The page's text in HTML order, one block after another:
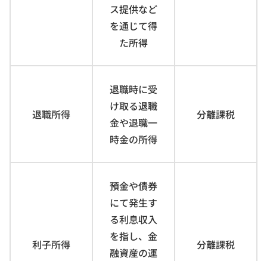
ス提供など
を通じて得
た所得
退職所得
退職時に受
け取る退職
金や退職一
時金の所得
分離課税
利子所得
預金や債券
にて発生す
る利息収入
を指し、金
融資産の運
分離課税